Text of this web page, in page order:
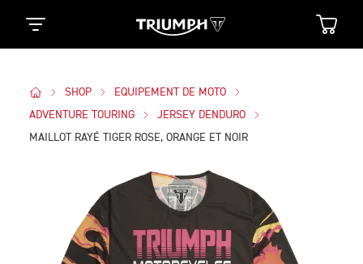
SHOP
EQUIPEMENT DE MOTO
ADVENTURE TOURING
JERSEY DENDURO
MAILLOT RAYÉ TIGER ROSE, ORANGE ET NOIR